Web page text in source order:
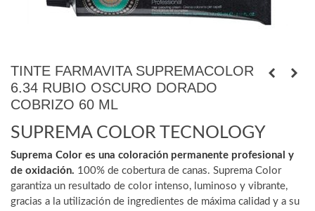
TINTE FARMAVITA SUPREMACOLOR
6.34 RUBIO OSCURO DORADO
COBRIZO 60 ML
SUPREMA COLOR TECNOLOGY
Suprema Color es una coloración permanente profesional y
de oxidación. 100% de cobertura de canas. Suprema Color
garantiza un resultado de color intenso, luminoso y vibrante,
gracias a la utilización de ingredientes de máxima calidad y a su